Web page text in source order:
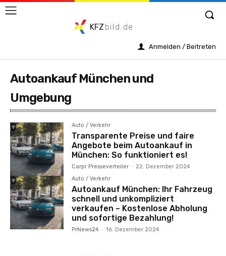
KFZ bild.de
Anmelden / Beitreten
Autoankauf München und
Umgebung
Auto / Verkehr
Transparente Preise und faire
Angebote beim Autoankauf in
München: So funktioniert es!
Carpr Presseverteiler - 22. Dezember 2024
Auto / Verkehr
Autoankauf München: Ihr Fahrzeug
schnell und unkompliziert
verkaufen – Kostenlose Abholung
und sofortige Bezahlung!
PrNews24 - 16. Dezember 2024